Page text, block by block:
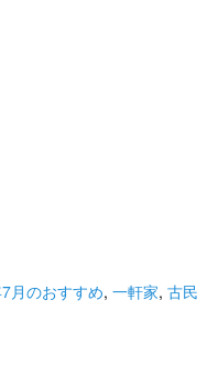
月のおすすめ, 一軒家, 古民